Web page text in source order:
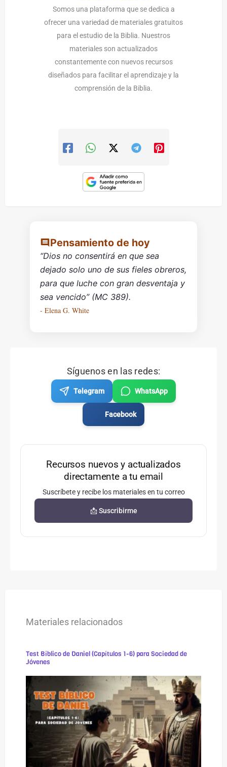
Somos una plataforma que se dedica a
ofrecer una variedad de materiales gratuitos
para el estudio de la Biblia. Nuestros
materiales son actualizados
constantemente con nuevos recursos
diseñados para facilitar el aprendizaje y la
comprensión de la Biblia.
Pensamiento de hoy
“Dios no consentirá en que sea
dejado solo uno de sus fieles obreros,
para que luche con gran desventaja y
sea vencido” (MC 389).
- Elena G. White
Síguenos en las redes:
Telegram WhatsApp
Facebook
Recursos nuevos y actualizados
directamente a tu email
Suscríbete y recibe los materiales en tu correo
📩 Suscribirme
Materiales relacionados
Test Bíblico de Daniel (Capítulos 1-6) para Sociedad de
Jóvenes